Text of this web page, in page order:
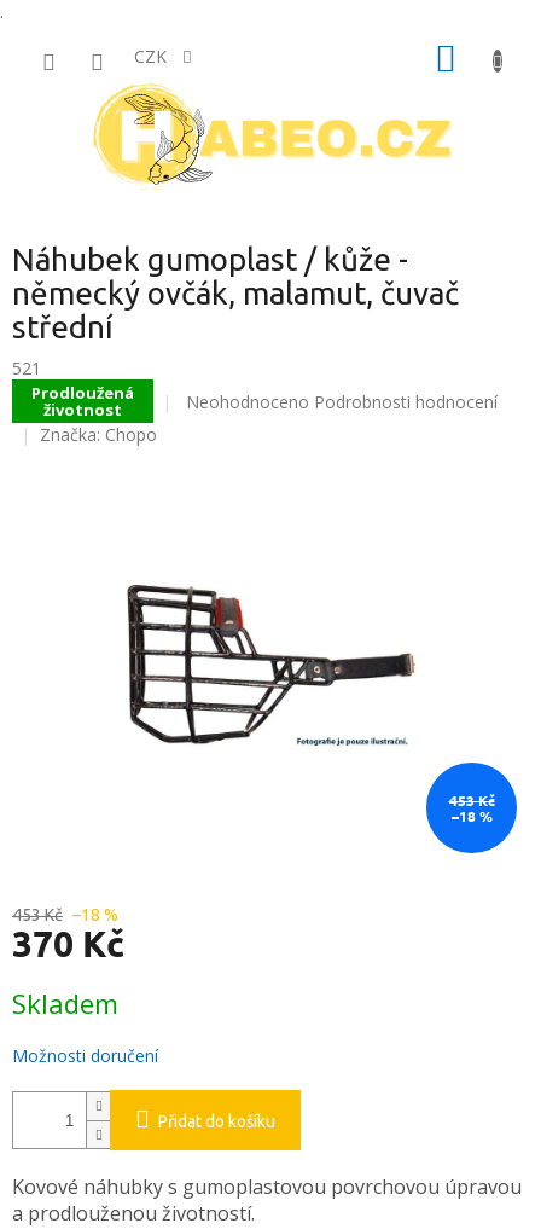
.
CZK
Náhubek gumoplast / kůže -
německý ovčák, malamut, čuvač
střední
521
Prodloužená
životnost
Průměrné
Neohodnoceno Podrobnosti hodnocení
Značka: Chopo
453 Kč
–18 %
453 Kč –18 %
370 Kč
cena:
Skladem
Možnosti doručení
Přidat do košíku
Kovové náhubky s gumoplastovou povrchovou úpravou
a prodlouženou životností.